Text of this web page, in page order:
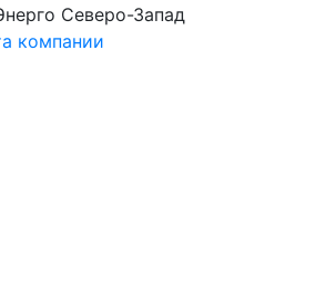
Северо-Запад
компании